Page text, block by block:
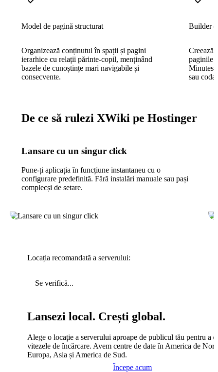
Model de pagină structurat
Organizează conținutul în spații și pagini
ierarhice cu relații părinte-copil, menținând
bazele de cunoștințe mari navigabile și
consecvente.
Builder
Creează
paginile
Minutes
sau
De ce să rulezi XWiki pe Hostinger
Lansare cu un singur click
Pune-ți aplicația în funcțiune instantaneu cu o
configurare predefinită. Fără instalări manuale sau pași
complecși de setare.
Locația recomandată a serverului:
Se verifică...
Lansezi local. Crești global.
Alege o locație a serverului aproape de publicul tău pentru a
vitezele de încărcare. Avem centre de date în America de
Europa, Asia și America de Sud.
Începe acum